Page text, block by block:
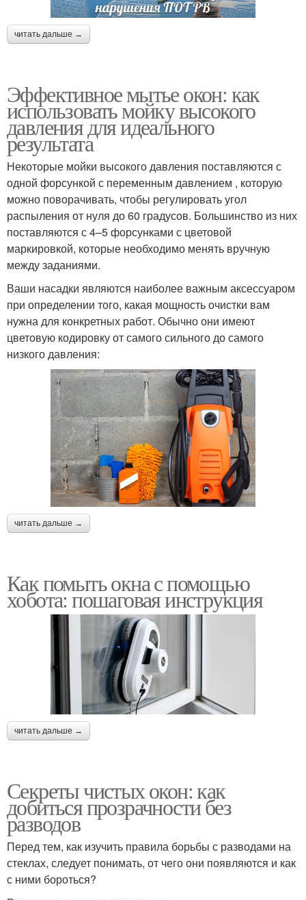
читать дальше →
Эффективное мытье окон: как
использовать мойку высокого
давления для идеального
результата
Некоторые мойки высокого давления поставляются с
одной форсункой с переменным давлением , которую
можно поворачивать, чтобы регулировать угол
распыления от нуля до 60 градусов. Большинство из них
поставляются с 4–5 форсунками с цветовой
маркировкой, которые необходимо менять вручную
между заданиями.
Ваши насадки являются наиболее важным аксессуаром
при определении того, какая мощность очистки вам
нужна для конкретных работ. Обычно они имеют
цветовую кодировку от самого сильного до самого
низкого давления:
читать дальше →
Как помыть окна с помощью
хобота: пошаговая инструкция
читать дальше →
Секреты чистых окон: как
добиться прозрачности без
разводов
Перед тем, как изучить правила борьбы с разводами на
стеклах, следует понимать, от чего они появляются и как
с ними бороться?